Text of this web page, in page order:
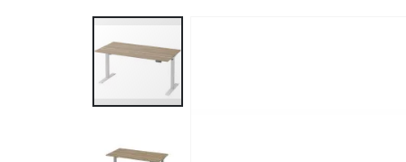
naar
van
afbeeldingen-